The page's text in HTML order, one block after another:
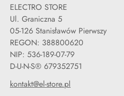
ELECTRO STORE
Ul. Graniczna 5
05-126 Stanisławów Pierwszy
REGON: 388800620
NIP: 536-189-07-79
D-U-N-S® 679352751
kontakt@el-store.pl